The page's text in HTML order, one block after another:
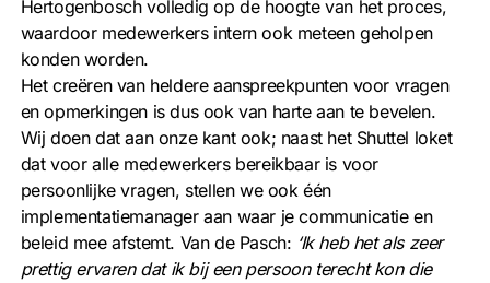
Hertogenbosch volledig op de hoogte van het proces,
waardoor medewerkers intern ook meteen geholpen
konden worden.
Het creëren van heldere aanspreekpunten voor vragen
en opmerkingen is dus ook van harte aan te bevelen.
Wij doen dat aan onze kant ook; naast het Shuttel loket
dat voor alle medewerkers bereikbaar is voor
persoonlijke vragen, stellen we ook één
implementatiemanager aan waar je communicatie en
beleid mee afstemt. Van de Pasch: ‘Ik heb het als zeer
prettig ervaren dat ik bij een persoon terecht kon die